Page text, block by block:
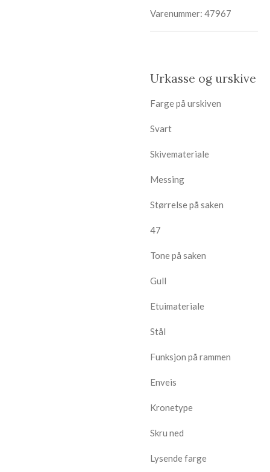
Varenummer: 47967
Urkasse og urskive
Farge på urskiven
Svart
Skivemateriale
Messing
Størrelse på saken
47
Tone på saken
Gull
Etuimateriale
Stål
Funksjon på rammen
Enveis
Kronetype
Skru ned
Lysende farge